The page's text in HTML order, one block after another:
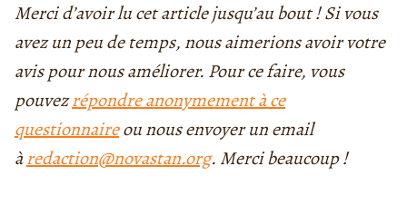
Merci d’avoir lu cet article jusqu’au bout ! Si vous
avez un peu de temps, nous aimerions avoir votre
avis pour nous améliorer. Pour ce faire, vous
pouvezrépondre anonymement à ce
questionnaireou nous envoyer un email
àredaction@novastan.org. Merci beaucoup !